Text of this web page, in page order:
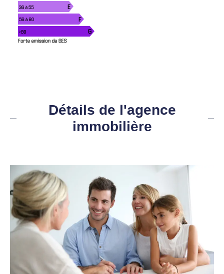
Détails de l'agence
immobilière